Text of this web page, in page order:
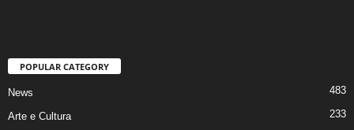
POPULAR CATEGORY
News 483
Arte e Cultura 233